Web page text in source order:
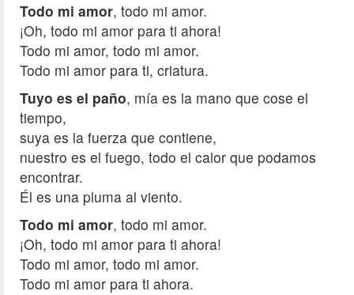
Todo mi amor, todo mi amor.
¡Oh, todo mi amor para ti ahora!
Todo mi amor, todo mi amor.
Todo mi amor para ti, criatura.
Tuyo es el paño, mía es la mano que cose el
tiempo,
suya es la fuerza que contiene,
nuestro es el fuego, todo el calor que podamos
encontrar.
Él es una pluma al viento.
Todo mi amor, todo mi amor.
¡Oh, todo mi amor para ti ahora!
Todo mi amor, todo mi amor.
Todo mi amor para ti ahora.